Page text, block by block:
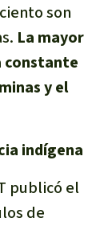
son
La mayor
constante
y el
indígena
publicó el
de